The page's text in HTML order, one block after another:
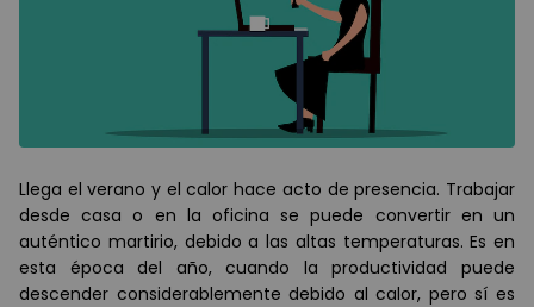
Llega el verano y el calor hace acto de presencia. Trabajar
desde casa o en la oficina se puede convertir en un
auténtico martirio, debido a las altas temperaturas. Es en
esta época del año, cuando la productividad puede
descender considerablemente debido al calor, pero síes